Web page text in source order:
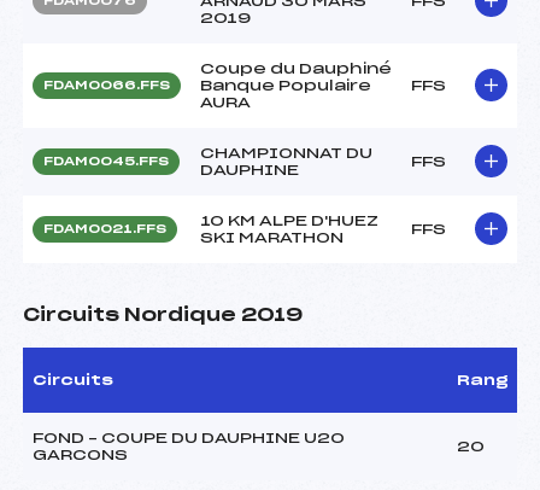
2019
FDAM0066.FFS
Coupe du Dauphiné
Banque Populaire
AURA
FFS
FDAM0045.FFS
CHAMPIONNAT DU
DAUPHINE
FFS
FDAM0021.FFS
10 KM ALPE D'HUEZ
SKI MARATHON
FFS
Circuits Nordique 2019
Circuits Rang
FOND – COUPE DU DAUPHINE U20
GARCONS
20